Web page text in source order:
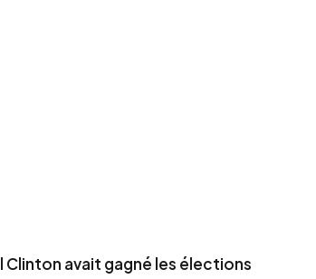
avait gagné les élections